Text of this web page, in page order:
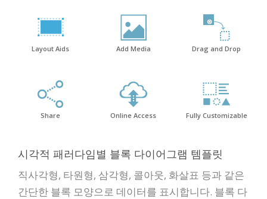
Layout Aids Add Media Drag and Drop
Share Online Access Fully Customizable
시각적 패러다임별 블록 다이어그램 템플릿
직사각형, 타원형, 삼각형, 콜아웃, 화살표 등과 같은
간단한 블록 모양으로 데이터를 표시합니다. 블록 다